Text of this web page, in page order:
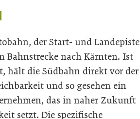
der Start- und Landepiste
Bahnstrecke nach Kärnten. Ist
hält die Südbahn direkt vor der
und so gesehen ein
das in naher Zukunft
setzt. Die spezifische